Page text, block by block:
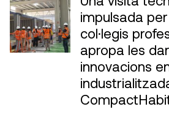
impulsada
col·legis
apropa les
innovacions